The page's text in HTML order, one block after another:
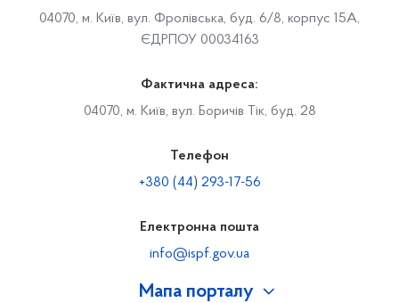
Мапа порталу
04070, м. Київ, вул. Фролівська, буд. 6/8, корпус 15А,
ЄДРПОУ 00034163
Фактична адреса:
04070, м. Київ, вул. Боричів Тік, буд. 28
Телефон
+380 (44) 293-17-56
Електронна пошта
info@ispf.gov.ua